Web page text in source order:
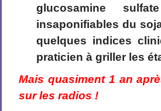
glucosamine
insaponifiables du
quelques indices
praticien à griller les
Mais quasiment 1 an
sur les radios !